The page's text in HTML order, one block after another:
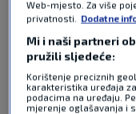
NAJČITANIJE
Web-mjesto. Za više
privatnosti. Dodatne
Mi i naši partneri
pružili sljedeće:
Korištenje preciznih
karakteristika uređaja
podacima na uređaju.
mjerenje oglašavanja i